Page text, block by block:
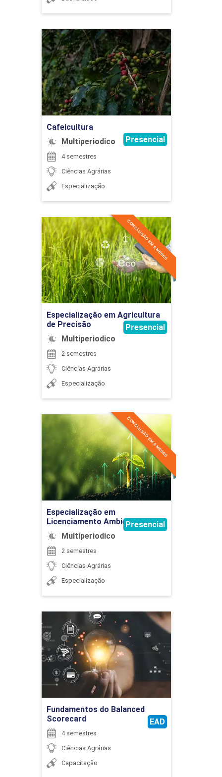
ENTOMOLOGIA AGRÍCOLA
60
ESTÁGIO SUPERVISIONADO EM
AGRONOMIA
195
ESTUDOS INTEGRADOS EM CIÊNCIAS
AGRÁRIAS
45
90
EXTENSÃO
EXTENSÃO
75
EXTENSÃO
Cafeicultura
Multiperiodico
Presencial
4 semestres
Ciências Agrárias
Especialização
Cafeicultura
Detalhes do curso
Ir para Inscrição
Especialização em Agricultura
de Precisão
Multiperiodico
Presencial
CONCLUSÃO EM 6 MESES
2 semestres
Ciências Agrárias
Especialização
Especialização em
Agricultura de Precisão
Detalhes do curso
Ir para Inscrição
Especialização em
Licenciamento Ambiental
Multiperiodico
Presencial
CONCLUSÃO EM 6 MESES
2 semestres
Ciências Agrárias
Especialização
Especialização em
Licenciamento Ambiental
Detalhes do curso
Ir para Inscrição
Fundamentos do Balanced
Scorecard
EAD
4 semestres
Ciências Agrárias
Capacitação
Fundamentos do Balanced
Scorecard
Detalhes do curso
Ir para Inscrição